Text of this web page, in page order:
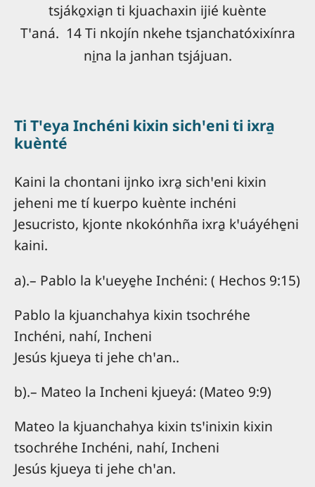
tsjáko̱xia̱n ti kjuachaxin ijié kuènte
Tꞌaná. 14 Ti nkojín nkehe tsjanchatóxixínra
ni̱na la janhan tsjájuan.
Ti Tꞌeya Inchéni kixin sichꞌeni ti ixra̱
kuènté
Kaini la chontani ijnko ixra̱ sichꞌeni kixin
jeheni me tí kuerpo kuènte inchéni
Jesucristo, kjonte nkokónhña ixra̱ kꞌuáyéhe̱ni
kaini.
a).– Pablo la kꞌueye̱he Inchéni: ( Hechos 9:15)
Pablo la kjuanchahya kixin tsochréhe
Inchéni, nahí, Incheni
Jesús kjueya ti jehe chꞌan..
b).– Mateo la Incheni kjueyá: (Mateo 9:9)
Mateo la kjuanchahya kixin tsꞌinixin kixin
tsochréhe Inchéni, nahí, Incheni
Jesús kjueya ti jehe chꞌan.